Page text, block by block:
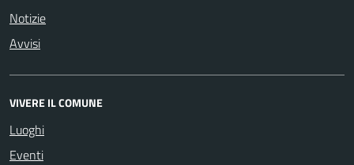
Notizie
Avvisi
VIVERE IL COMUNE
Luoghi
Eventi